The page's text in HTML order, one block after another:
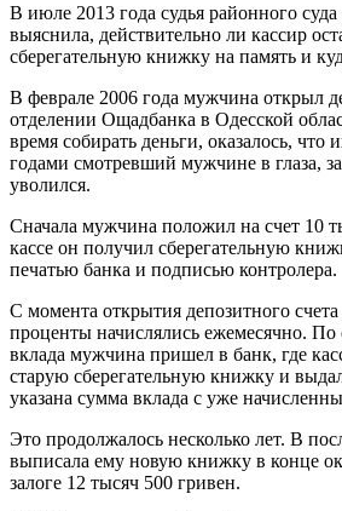
В июле 2013 года судья районного
выяснила, действительно ли кассир
сберегательную книжку на память и
В феврале 2006 года мужчина открыл
отделении Ощадбанка в Одесской
время собирать деньги, оказалось, что
годами смотревший мужчине в глаза,
уволился.
Сначала мужчина положил на счет 10
кассе он получил сберегательную
печатью банка и подписью контролера.
С момента открытия депозитного счета
проценты начислялись ежемесячно. По
вклада мужчина пришел в банк, где
старую сберегательную книжку и
указана сумма вклада с уже
Это продолжалось несколько лет. В
выписала ему новую книжку в конце
залоге 12 тысяч 500 гривен.